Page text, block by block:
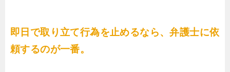
即日で取り立て行為を止めるなら、弁護士に依
頼するのが一番。